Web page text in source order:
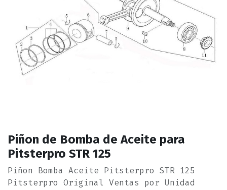
Piñon de Bomba de Aceite para
Pitsterpro STR 125
Piñon Bomba Aceite Pitsterpro STR 125
Pitsterpro Original Ventas por Unidad